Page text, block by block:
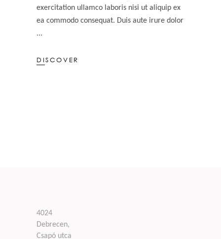
exercitation ullamco laboris nisi ut aliquip ex
ea commodo consequat. Duis aute irure dolor
DISCOVER
4024
Debrecen,
Csapó utca